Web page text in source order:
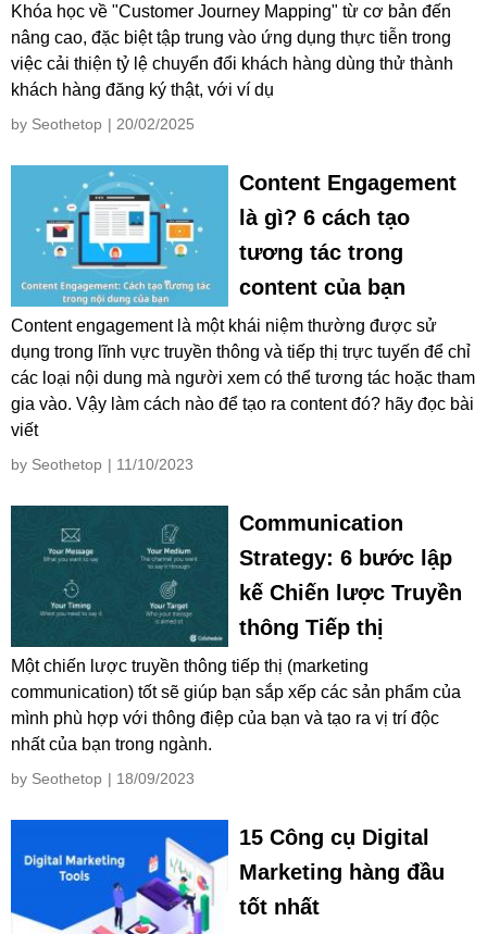
Khóa học về "Customer Journey Mapping" từ cơ bản đến
nâng cao, đặc biệt tập trung vào ứng dụng thực tiễn trong
việc cải thiện tỷ lệ chuyển đổi khách hàng dùng thử thành
khách hàng đăng ký thật, với ví dụ
by Seothetop | 20/02/2025
Content Engagement
là gì? 6 cách tạo
tương tác trong
content của bạn
Content engagement là một khái niệm thường được sử
dụng trong lĩnh vực truyền thông và tiếp thị trực tuyến để chỉ
các loại nội dung mà người xem có thể tương tác hoặc tham
gia vào. Vậy làm cách nào để tạo ra content đó? hãy đọc bài
viết
by Seothetop | 11/10/2023
Communication
Strategy: 6 bước lập
kế Chiến lược Truyền
thông Tiếp thị
Một chiến lược truyền thông tiếp thị (marketing
communication) tốt sẽ giúp bạn sắp xếp các sản phẩm của
mình phù hợp với thông điệp của bạn và tạo ra vị trí độc
nhất của bạn trong ngành.
by Seothetop | 18/09/2023
15 Công cụ Digital
Marketing hàng đầu
tốt nhất